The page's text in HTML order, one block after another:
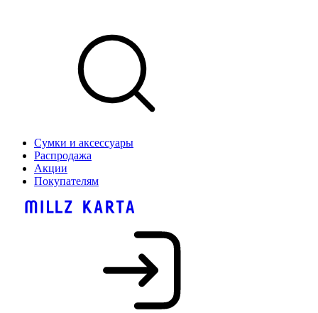
Сумки и аксессуары
Распродажа
Акции
Покупателям